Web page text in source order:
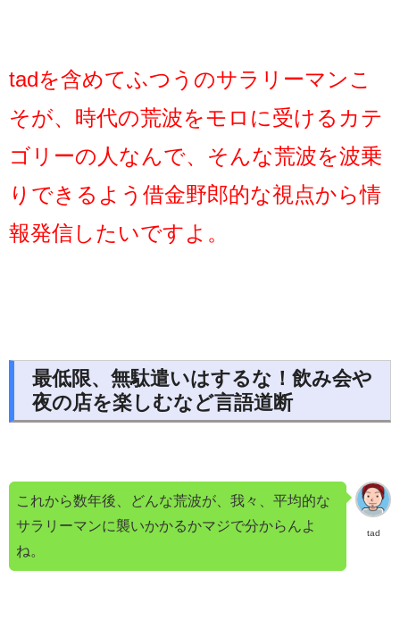
tadを含めてふつうのサラリーマンこ
そが、時代の荒波をモロに受けるカテ
ゴリーの人なんで、そんな荒波を波乗
りできるよう借金野郎的な視点から情
報発信したいですよ。
最低限、無駄遣いはするな！飲み会や
夜の店を楽しむなど言語道断
tad
これから数年後、どんな荒波が、我々、平均的な
サラリーマンに襲いかかるかマジで分からんよ
ね。